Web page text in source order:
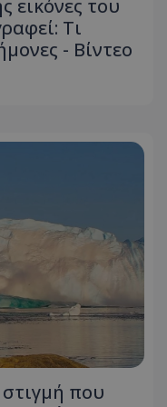
εικόνες του
Τι
- Βίντεο
που
Microsoft Corporation
YouTube